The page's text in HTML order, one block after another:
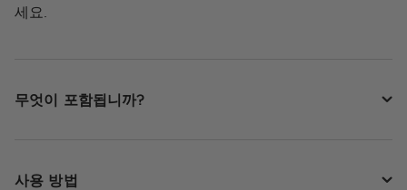
세요.
무엇이 포함됩니까?
사용 방법